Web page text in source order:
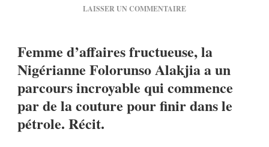
LAISSER UN COMMENTAIRESUR
ALAKIJA,
L’HISTOIRE
D’UNE
Femme d’affaires fructueuse, la
Nigérianne Folorunso Alakjia a un
parcours incroyable qui commence
par de la couture pour finir dans le
pétrole. Récit.